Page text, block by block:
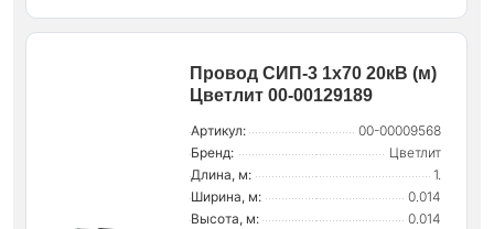
Провод СИП-3 1х70 20кВ (м)
Цветлит 00-00129189
Артикул:
00-00009568
Бренд:
Цветлит
Длина, м:
1.
Ширина, м:
0.014
Высота, м:
0.014